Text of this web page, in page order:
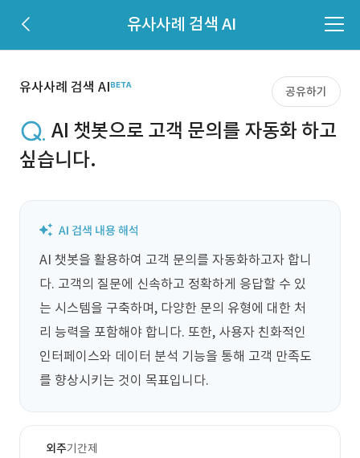
유사사례 검색 AI
유사사례 검색 AI 공유하기
AI 챗봇으로 고객 문의를 자동화 하고
싶습니다.
AI 챗봇을 활용하여 고객 문의를 자동화하고자 합니
다. 고객의 질문에 신속하고 정확하게 응답할 수 있
는 시스템을 구축하며, 다양한 문의 유형에 대한 처
리 능력을 포함해야 합니다. 또한, 사용자 친화적인
인터페이스와 데이터 분석 기능을 통해 고객 만족도
를 향상시키는 것이 목표입니다.
외주기간제